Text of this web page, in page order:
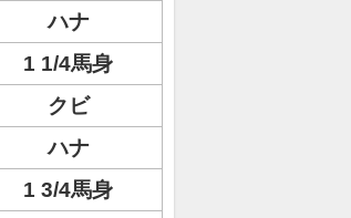
ハナ
1 1/4馬身
クビ
ハナ
1 3/4馬身